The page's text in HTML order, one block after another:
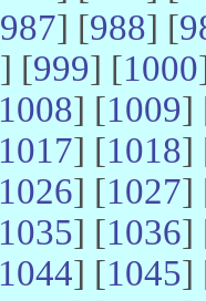
987] [988] [
] [999] [1000
1008] [1009]
1017] [1018]
1026] [1027]
1035] [1036]
1044] [1045]